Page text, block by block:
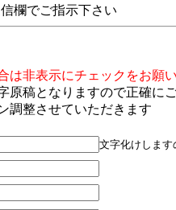
欄でご指示下さい
は非表示にチェックをお願
原稿となりますので正確に
調整させていただきます
文字化けしま